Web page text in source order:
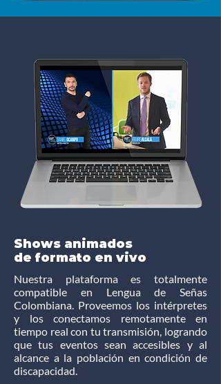
Shows animados
de formato en vivo
Nuestra plataforma es totalmente
compatible en Lengua de Señas
Colombiana. Proveemos los intérpretes
y los conectamos remotamente en
tiempo real con tu transmisión, logrando
que tus eventos sean accesibles y al
alcance a la población en condición de
discapacidad.